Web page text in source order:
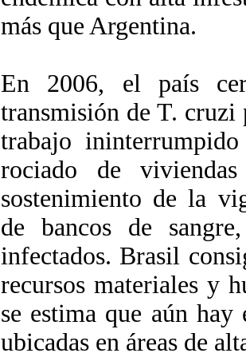
más que Argentina.
En 2006, el país
transmisión de T. cruzi
trabajo
rociado de
sostenimiento de la
de bancos de
infectados. Brasil
recursos materiales y
se estima que aún
ubicadas en áreas de